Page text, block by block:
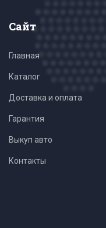
Сайт
Главная
Каталог
Доставка и оплата
Гарантия
Выкуп авто
Контакты